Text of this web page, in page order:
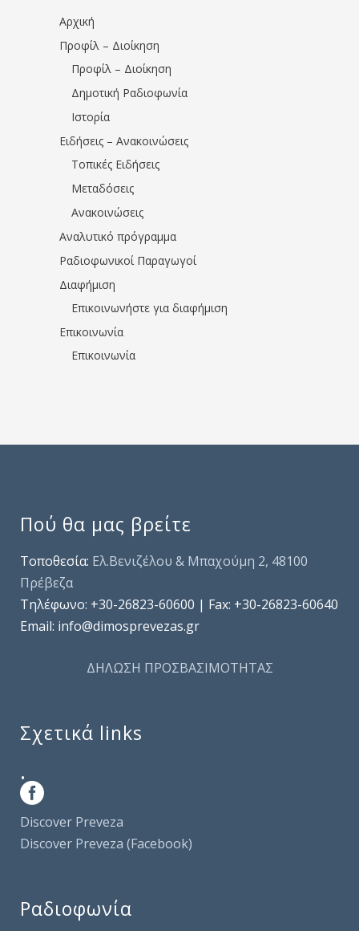
Αρχική
Προφίλ – Διοίκηση
Προφίλ – Διοίκηση
Δημοτική Ραδιοφωνία
Ιστορία
Ειδήσεις – Ανακοινώσεις
Τοπικές Ειδήσεις
Μεταδόσεις
Ανακοινώσεις
Αναλυτικό πρόγραμμα
Ραδιοφωνικοί Παραγωγοί
Διαφήμιση
Επικοινωνήστε για διαφήμιση
Επικοινωνία
Επικοινωνία
Πού θα μας βρείτε
Τοποθεσία: Ελ.Βενιζέλου & Μπαχούμη 2, 48100
Πρέβεζα
Τηλέφωνo: +30-26823-60600 | Fax: +30-26823-60640
Email: info@dimosprevezas.gr
ΔΗΛΩΣΗ ΠΡΟΣΒΑΣΙΜΟΤΗΤΑΣ
Σχετικά links
.
Discover Preveza
Discover Preveza (Facebook)
Ραδιοφωνία